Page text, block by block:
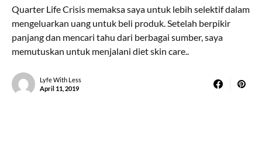
Quarter Life Crisis memaksa saya untuk lebih selektif dalam
mengeluarkan uang untuk beli produk. Setelah berpikir
panjang dan mencari tahu dari berbagai sumber, saya
memutuskan untuk menjalani diet skin care..
Lyfe With Less
April 11, 2019